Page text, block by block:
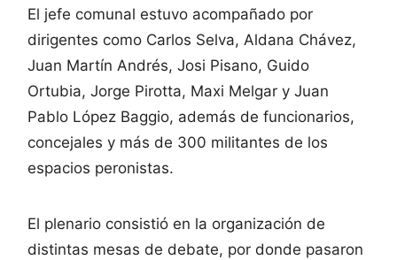
El jefe comunal estuvo acompañado por
dirigentes como Carlos Selva, Aldana Chávez,
Juan Martín Andrés, Josi Pisano, Guido
Ortubia, Jorge Pirotta, Maxi Melgar y Juan
Pablo López Baggio, además de funcionarios,
concejales y más de 300 militantes de los
espacios peronistas.
El plenario consistió en la organización de
distintas mesas de debate, por donde pasaron